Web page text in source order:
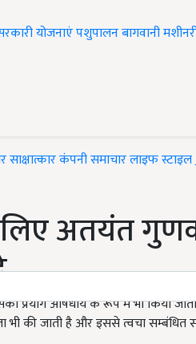
योजनाएंपशुपालनबागवानी
साक्षात्कारकंपनी समाचारलाइफ स्टाइल
अतयंत
औषधीय के रूप में भी किया जाता
भी की जाती है और इससे त्वचा